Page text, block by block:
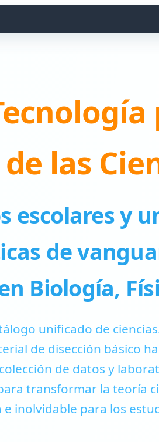
las
escolares y
de
Biología,
unificado de
de disección básico
de datos y
transformar la teoría
inolvidable para los